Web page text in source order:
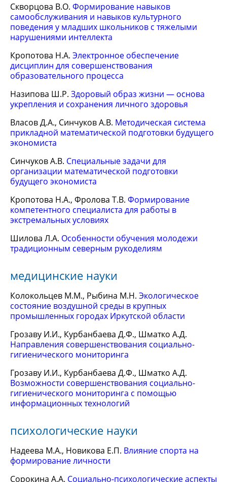
Скворцова В.О. Формирование навыков
самообслуживания и навыков культурного
поведения у младших школьников с тяжелыми
нарушениями интеллекта
Кропотова Н.А. Электронное обеспечение
дисциплин для совершенствования
образовательного процесса
Назипова Ш.Р. Здоровый образ жизни — основа
укрепления и сохранения личного здоровья
Власов Д.А., Синчуков А.В. Методическая система
прикладной математической подготовки будущего
экономиста
Синчуков А.В. Специальные задачи для
организации математической подготовки
будущего экономиста
Кропотова Н.А., Фролова Т.В. Формирование
компетентного специалиста для работы в
экстремальных условиях
Шилова Л.А. Особенности обучения молодежи
традиционным северным рукоделиям
медицинские науки
Колокольцев М.М., Рыбина М.Н. Экологическое
состояние воздушной среды в крупных
промышленных городах Иркутской области
Грозаву И.И., Курбанбаева Д.Ф., Шматко А.Д.
Направления совершенствования социально-
гигиенического мониторинга
Грозаву И.И., Курбанбаева Д.Ф., Шматко А.Д.
Возможности совершенствования социально-
гигиенического мониторинга с помощью
информационных технологий
психологические науки
Надеева М.А., Новикова Е.П. Влияние спорта на
формирование личности
Сорокина А.А. Социально-психологические аспекты